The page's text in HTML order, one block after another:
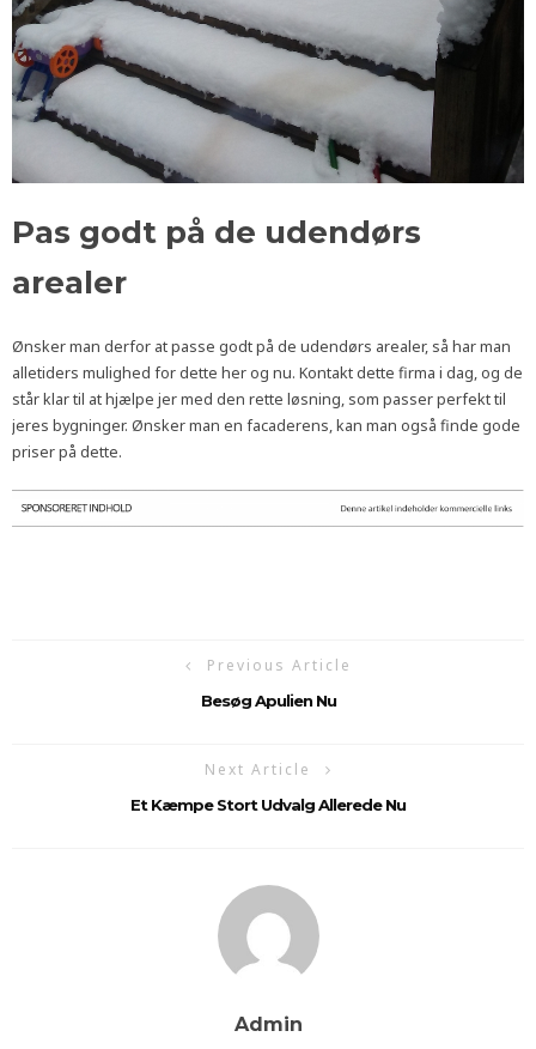
Pas godt på de udendørs
arealer
Ønsker man derfor at passe godt på de udendørs arealer, så har man
alletiders mulighed for dette her og nu. Kontakt dette firma i dag, og de
står klar til at hjælpe jer med den rette løsning, som passer perfekt til
jeres bygninger. Ønsker man en facaderens, kan man også finde gode
priser på dette.
Previous Article
Besøg Apulien Nu
Next Article
Et Kæmpe Stort Udvalg Allerede Nu
Admin